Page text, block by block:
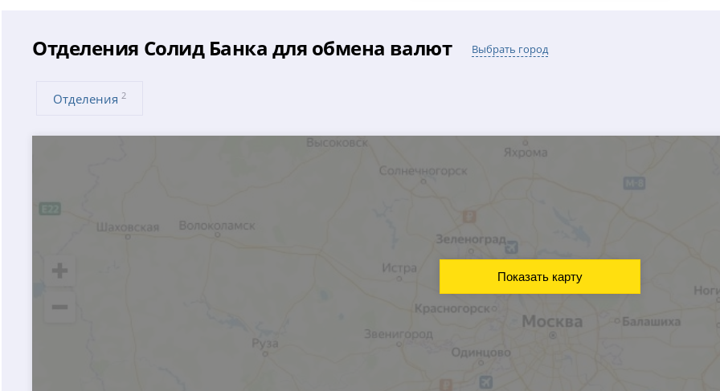
Отделения Солид Банка для обмена валют Выбрать город
Отделения2
Показать карту